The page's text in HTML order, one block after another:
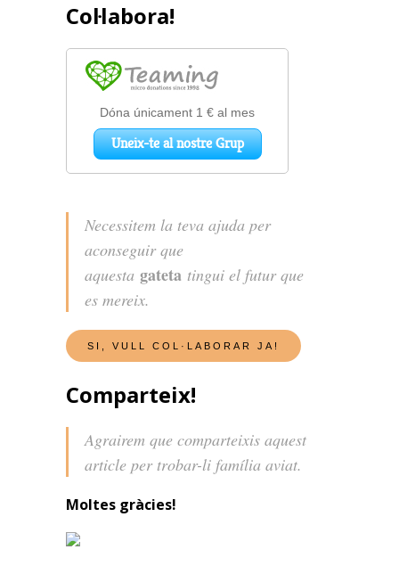
Col·labora!
Necessitem la teva ajuda per
aconseguir que
aquesta gateta tingui el futur que
es mereix.
Comparteix!
Agrairem que comparteixis aquest
article per trobar-li família aviat.
Moltes gràcies!